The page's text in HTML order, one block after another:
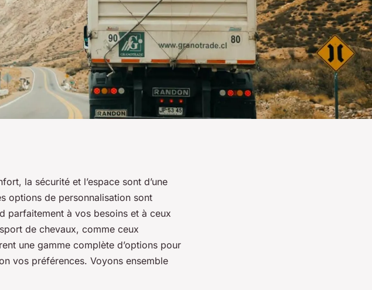
de
la sécurité et l’espace sont d’une
options de personnalisation sont
parfaitement à vos besoins et à ceux
de chevaux, comme ceux
une gamme complète d’options pour
vos préférences. Voyons ensemble